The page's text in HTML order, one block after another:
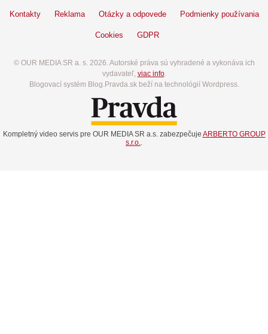
Kontakty Reklama Otázky a odpovede Podmienky používania
Cookies GDPR
© OUR MEDIA SR a. s. 2026. Autorské práva sú vyhradené a vykonáva ich
vydavateľ, viac info.
Blogovací systém Blog.Pravda.sk beží na technológií Wordpress.
Kompletný video servis pre OUR MEDIA SR a.s. zabezpečuje ARBERTO GROUP
s.r.o..